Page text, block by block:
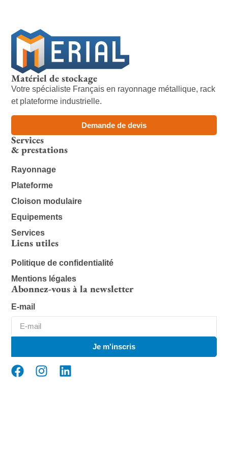
Matériel de stockage
Votre spécialiste Français en rayonnage métallique, rack
et plateforme industrielle.
Demande de devis
Services
& prestations
Rayonnage
Plateforme
Cloison modulaire
Equipements
Services
Liens utiles
Politique de confidentialité
Mentions légales
Abonnez-vous à la newsletter
E-mail
Je m'inscris